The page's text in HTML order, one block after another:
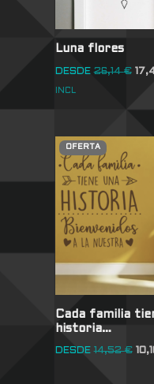
Luna flores
DESDE 26,14€
INCL
OFERTA
Cada familia
historia…
DESDE 14,52€